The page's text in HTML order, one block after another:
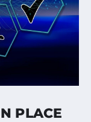
PLACE